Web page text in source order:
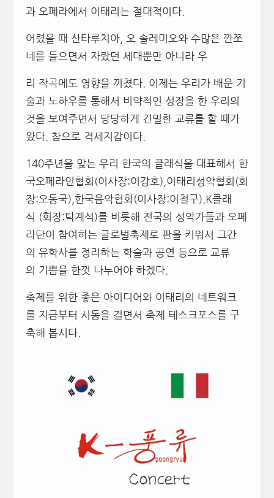
과 오페라에서 이태리는 절대적이다.
어렸을 때 산타루치아, 오 솔레미오와 수많은 깐쪼
네를 들으면서 자랐던 세대뿐만 아니라 우
리 작곡에도 영향을 끼쳤다. 이제는 우리가 배운 기
술과 노하우를 통해서 비약적인 성장을 한 우리의
것을 보여주면서 당당하게 긴밀한 교류를 할 때가
왔다. 참으로 격세지감이다.
140주년을 맞는 우리 한국의 클래식을 대표해서 한
국오페라인협회(이사장:이강호),이태리성악협회(회
장:오동국),한국음악협회(이사장:이철구).K클래
식 (회장:탁계석)를 비롯해 전국의 성악가들과 오페
라단이 참여하는 글로벌축제로 판을 키워서 그간
의 유학사를 정리하는 학술과 공연 등으로 교류
의 기쁨을 한껏 나누어야 하겠다.
축제를 위한 좋은 아이디어와 이태리의 네트워크
를 지금부터 시동을 걸면서 축제 테스크포스를 구
축해 봅시다.